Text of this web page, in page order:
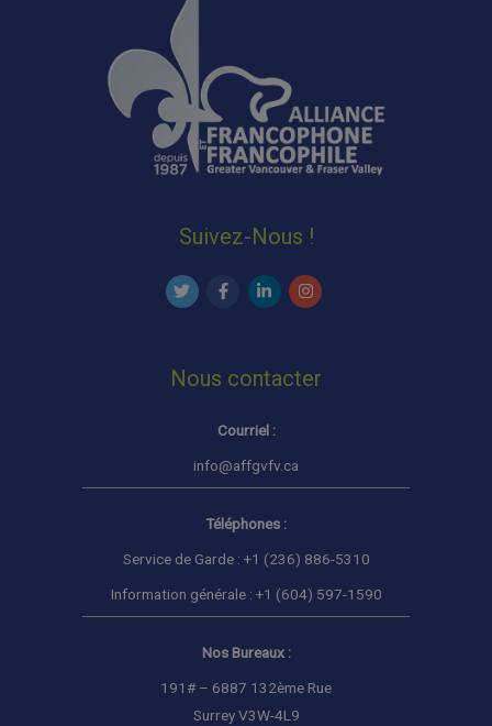
Suivez-Nous !
Nous contacter
Courriel :
info@affgvfv.ca
Téléphones :
Service de Garde : +1 (236) 886-5310
Information générale : +1 (604) 597-1590
Nos Bureaux :
191# – 6887 132ème Rue
Surrey V3W-4L9